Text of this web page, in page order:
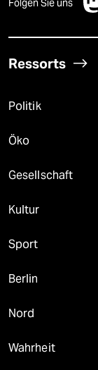
Folgen Sie uns
Ressorts
Politik
Öko
Gesellschaft
Kultur
Sport
Berlin
Nord
Wahrheit